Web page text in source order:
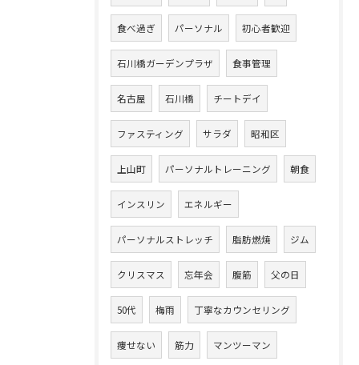
食べ過ぎ パーソナル 初心者歓迎
石川橋ガーデンプラザ 食事管理
名古屋 石川橋 チートデイ
ファスティング サラダ 昭和区
上山町 パーソナルトレーニング 朝食
インスリン エネルギー
パーソナルストレッチ 脂肪燃焼 ジム
クリスマス 忘年会 腹筋 父の日
50代 梅雨 丁寧なカウンセリング
痩せない 筋力 マンツーマン